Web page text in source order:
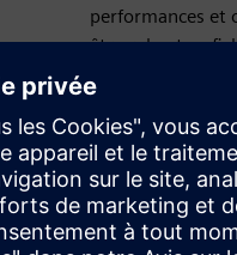
performances et
être robustes,
étroite
Aujourd'hui,
niveau industriel
des délais de